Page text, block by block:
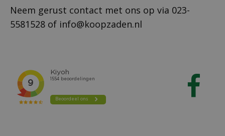
Neem gerust contact met ons op via 023-
5581528 of info@koopzaden.nl